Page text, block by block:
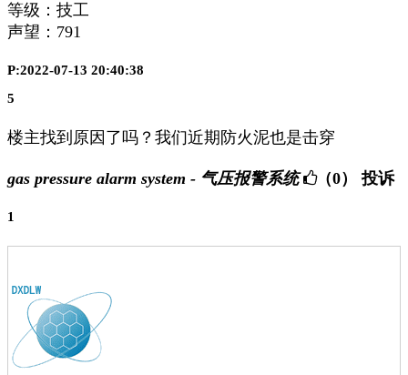
等级：技工
声望： 791
P:2022-07-13 20:40:38
5
楼主找到原因了吗？我们近期防火泥也是击穿
gas pressure alarm system - 气压报警系统 （0） 投诉
1